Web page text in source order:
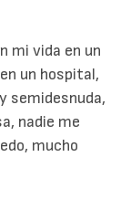
mi vida en un
un hospital,
semidesnuda,
nadie me
mucho